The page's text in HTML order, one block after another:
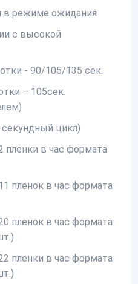
в режиме ожидания
с высокой
- 90/105/135 сек.
– 105сек.
цикл)
пленки в час формата
пленок в час формата
пленок в час формата
пленки в час формата